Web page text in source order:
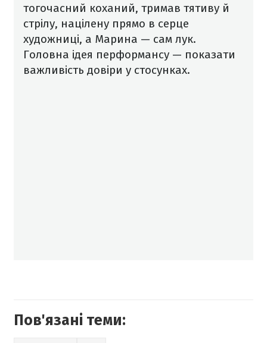
тогочасний коханий, тримав тятиву й
стрілу, націлену прямо в серце
художниці, а Марина — сам лук.
Головна ідея перформансу — показати
важливість довіри у стосунках.
Пов'язані теми: